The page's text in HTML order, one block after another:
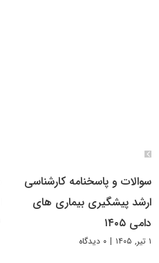
سوالات و پاسخنامه کارشناسی
ارشد پیشگیری بیماری های
دامی ۱۴۰۵
۱ تیر, ۱۴۰۵ | ۰ دیدگاه